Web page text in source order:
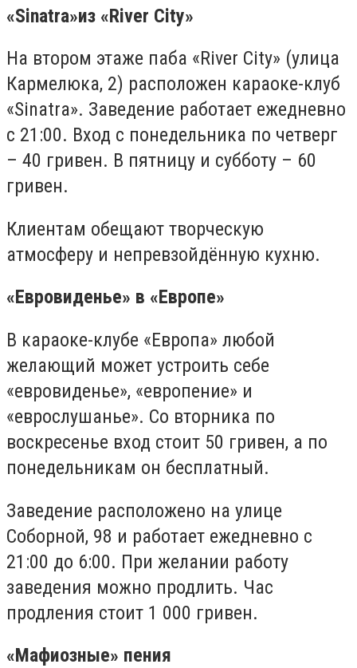
«Sinatra»из «River City»
На втором этаже паба «River City» (улица
Кармелюка, 2) расположен караоке-клуб
«Sinatra». Заведение работает ежедневно
с 21:00. Вход с понедельника по четверг
– 40 гривен. В пятницу и субботу – 60
гривен.
Клиентам обещают творческую
атмосферу и непревзойдённую кухню.
«Евровиденье» в «Европе»
В караоке-клубе «Европа» любой
желающий может устроить себе
«евровиденье», «европение» и
«еврослушанье». Со вторника по
воскресенье вход стоит 50 гривен, а по
понедельникам он бесплатный.
Заведение расположено на улице
Соборной, 98 и работает ежедневно с
21:00 до 6:00. При желании работу
заведения можно продлить. Час
продления стоит 1 000 гривен.
«Мафиозные» пения